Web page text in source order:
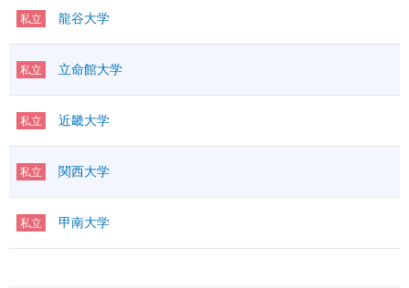
私立 龍谷大学
私立 立命館大学
私立 近畿大学
私立 関西大学
私立 甲南大学